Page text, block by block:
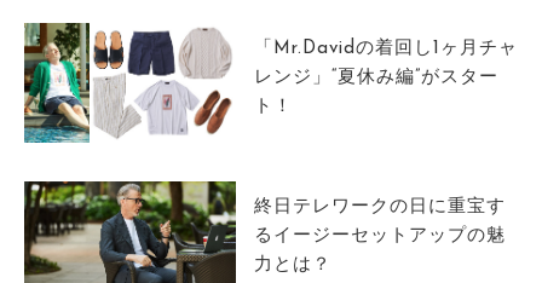
「Mr.Davidの着回し1ヶ月チャ
レンジ」“夏休み編”がスター
ト！
終日テレワークの日に重宝す
るイージーセットアップの魅
力とは？